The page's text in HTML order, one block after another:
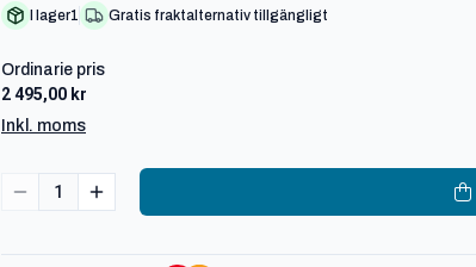
I lager1 Gratis fraktalternativ tillgängligt
Ordinarie pris
2 495,00 kr
Inkl. moms
1